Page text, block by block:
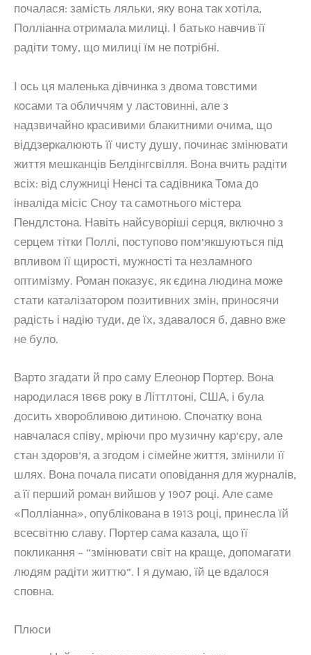
почалася: замість ляльки, яку вона так хотіла,
Полліанна отримала милиці. І батько навчив її
радіти тому, що милиці їм не потрібні.
І ось ця маленька дівчинка з двома товстими
косами та обличчям у ластовинні, але з
надзвичайно красивими блакитними очима, що
віддзеркалюють її чисту душу, починає змінювати
життя мешканців Белдінгсвілля. Вона вчить радіти
всіх: від служниці Ненсі та садівника Тома до
інваліда місіс Сноу та самотнього містера
Пендлстона. Навіть найсуворіші серця, включно з
серцем тітки Поллі, поступово пом’якшуються під
впливом її щирості, мужності та незламного
оптимізму. Роман показує, як єдина людина може
стати каталізатором позитивних змін, приносячи
радість і надію туди, де їх, здавалося б, давно вже
не було.
Варто згадати й про саму Елеонор Портер. Вона
народилася 1868 року в Літтлтоні, США, і була
досить хворобливою дитиною. Спочатку вона
навчалася співу, мріючи про музичну кар’єру, але
стан здоров’я, а згодом і сімейне життя, змінили її
шлях. Вона почала писати оповідання для журналів,
а її перший роман вийшов у 1907 році. Але саме
«Полліанна», опублікована в 1913 році, принесла їй
всесвітню славу. Портер сама казала, що її
покликання – “змінювати світ на краще, допомагати
людям радіти життю”. І я думаю, їй це вдалося
сповна.
Плюси